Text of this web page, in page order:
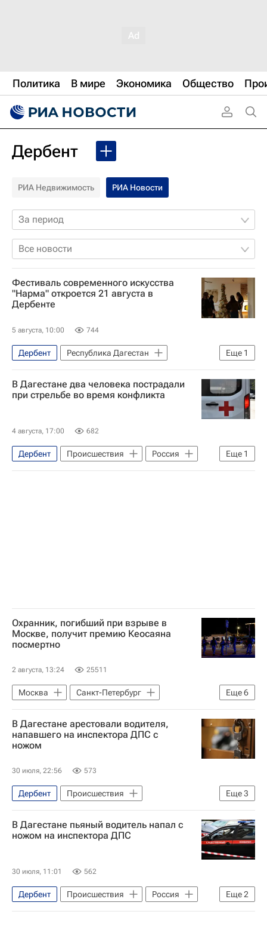
Политика В мире Экономика Общество
Дербент
РИА Недвижимость РИА Новости
За период
Все новости
Фестиваль современного искусства
"Нарма" откроется 21 августа в
Дербенте
5 августа, 10:00 744
Еще 1
Дербент
Республика Дагестан
Культура
В Дагестане два человека пострадали
при стрельбе во время конфликта
4 августа, 17:00 682
Еще 1
Дербент Происшествия
Россия
Республика Дагестан
Охранник, погибший при взрыве в
Москве, получит премию Кеосаяна
посмертно
2 августа, 13:24 25511
Еще6
Москва
Санкт-Петербург
Бугуруслан
Маргарита Симоньян
Тигран Кеосаян
Сергей Ярашев (Герой России)
Взрыв в ресторане в центре Москвы
Происшествия
В Дагестане арестовали водителя,
напавшего на инспектора ДПС с
ножом
30 июля, 22:56 573
Еще3
Дербент
Происшествия
Республика Дагестан
Россия
Единый государственный экзамен (ЕГЭ)
В Дагестане пьяный водитель напал с
ножом на инспектора ДПС
30 июля, 11:01 562
Еще2
Дербент Происшествия
Россия
Республика Дагестан